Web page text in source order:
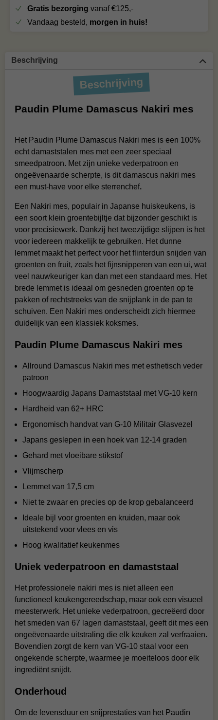
Gratis bezorging vanaf €125,-
Vandaag besteld, morgen in huis!
Beschrijving
Beschrijving
Paudin Plume Damascus Nakiri mes
Het Paudin Plume Damascus Nakiri mes is een 100%
echt damaststalen mes met een zeer speciaal
smeedpatroon. Met zijn unieke vederpatroon en
ongeëvenaarde scherpte, is dit damascus nakiri mes
een must-have voor elke sterrenchef.
Een Nakiri mes, populair in Japanse huiskeukens, is
een soort klein groentebijltje dat bijzonder geschikt is
voor precisiewerk. Dankzij het tweezijdige slijpen is het
voor iedereen makkelijk te gebruiken. Het dunne
lemmet maakt het perfect voor het flinterdun snijden van
groenten en fruit, zoals het fijnsnipperen van een ui, wat
veel nauwkeuriger kan dan met een standaard mes. Het
brede lemmet is ideaal om gesneden groenten op te
pakken of rechtstreeks van de snijplank in de pan te
schuiven. Een Nakiri mes onderscheidt zich hiermee
duidelijk van een klassiek koksmes.
Paudin Plume Damascus Nakiri mes
Allround Damascus Nakiri mes met esthetisch veder
patroon
Hoogwaardig Japans Damaststaal met VG-10 kern
Hardheid van 62+ HRC
Ergonomisch handvat van G-10 Militair Glasvezel
Japans geslepen in een hoek van 12-14 graden
Gehard met vloeibare stikstof
Vlijmscherp
Lemmet van 17,5 cm
Niet te zwaar en precies op de krop gebalanceerd
Ideale bijl voor groenten en kruiden, maar ook
uitstekend voor vlees en vis
Hoog kwalitatief keukenmes
Uniek vederpatroon en damaststaal
Het professionele nakiri mes is niet alleen een
functioneel keukengereedschap, maar ook een visueel
meesterwerk. Het unieke vederpatroon, gecreëerd door
het smeden van 67 lagen damaststaal, geeft dit mes een
ongeëvenaarde uitstraling die elk keuken zal verfraaien.
Bovendien zorgt de kern van VG-10 staal voor een
ongekende scherpte, waarmee je moeiteloos door elk
ingrediënt snijdt.
Onderhoud
Om de levensduur en snijprestaties van het Paudin